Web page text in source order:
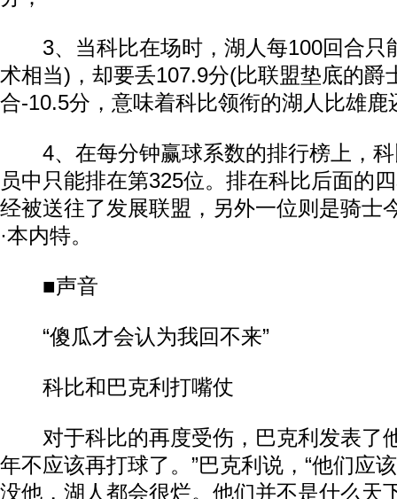
3、当科比在场时，湖人每100回合只
术相当)，却要丢107.9分(比联盟垫底的爵
合-10.5分，意味着科比领衔的湖人比雄鹿
4、在每分钟赢球系数的排行榜上，科
员中只能排在第325位。排在科比后面的
经被送往了发展联盟，另外一位则是骑士
·本内特。
■声音
“傻瓜才会认为我回不来”
科比和巴克利打嘴仗
对于科比的再度受伤，巴克利发表了
年不应该再打球了。”巴克利说，“他们
没他，湖人都会很烂。他们并不是什么天